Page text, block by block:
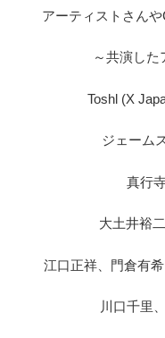
アーティストさん
～共演した
Toshl (X
ジェーム
真行
大土井裕
江口正祥、門倉有
川口千里